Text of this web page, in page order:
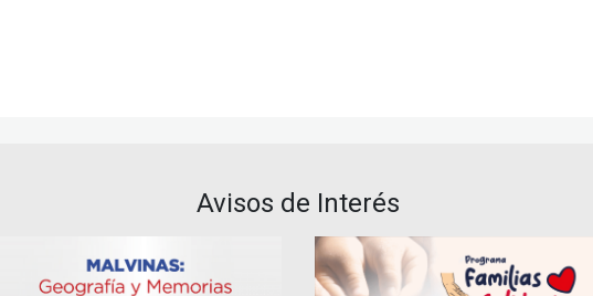
Avisos de Interés